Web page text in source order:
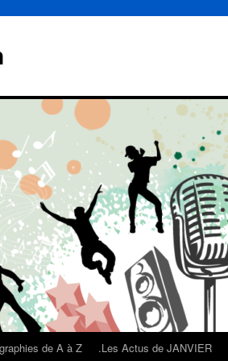
de A à Z .Les Actus de JANVIER